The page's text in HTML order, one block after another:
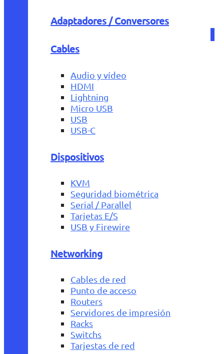
Adaptadores / Conversores
Cables
Audio y vídeo
HDMI
Lightning
Micro USB
USB
USB-C
Dispositivos
KVM
Seguridad biométrica
Serial / Parallel
Tarjetas E/S
USB y Firewire
Networking
Cables de red
Punto de acceso
Routers
Servidores de impresión
Racks
Switchs
Tarjestas de red